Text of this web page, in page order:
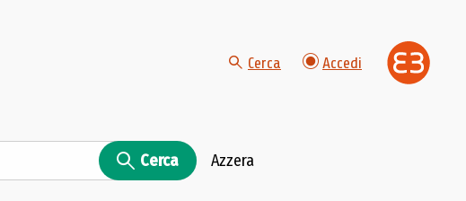
Cerca Accedi
Cerca Azzera